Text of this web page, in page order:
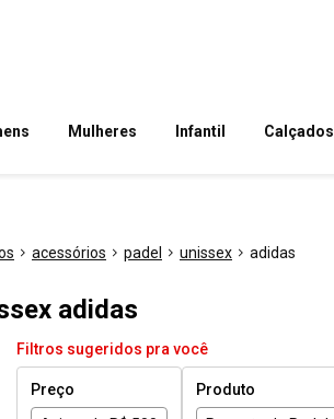
Mulheres Infantil Calçados
acessórios padel unissex adidas
adidas
Filtros sugeridos pra você
Preço
Produto